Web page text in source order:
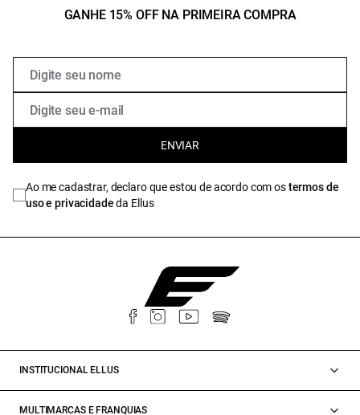
GANHE 15% OFF NA PRIMEIRA COMPRA
ENVIAR
Ao me cadastrar, declaro que estou de acordo com ostermos de
uso e privacidadeda Ellus
INSTITUCIONAL ELLUS
MULTIMARCAS E FRANQUIAS